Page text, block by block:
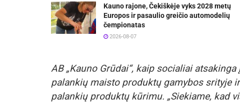
Kauno rajone, Čekiškėje vyks 2028 metų
Europos ir pasaulio greičio automodelių
čempionatas
2026-08-07
AB „Kauno Grūdai“, kaip socialiai
palankių maisto produktų gamybos srityje
palankių produktų kūrimu. „Siekiame, kad